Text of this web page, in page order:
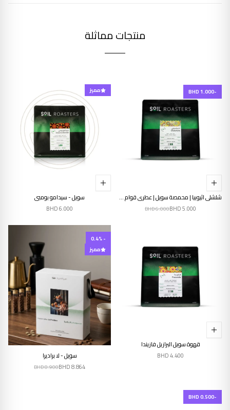
منتجات مماثلة
-BHD 1.000
شلشلي اثيوبيا | محمصة سويل | عطري قوام ممتلئ
BHD5.000
BHD6.000
مميز
سويل - سيدامو بومبي
BHD6.000
قهوة سويل البرازيل فازيندا
BHD4.400
- 0.4%
مميز
سويل - لا براديرا
BHD8.864
BHD8.900
-BHD 0.500